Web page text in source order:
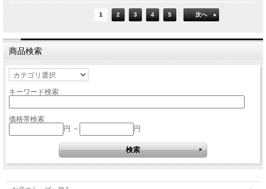
1 2 3 4 5 次へ
商品検索
キーワード検索
価格帯検索
円 ～
円